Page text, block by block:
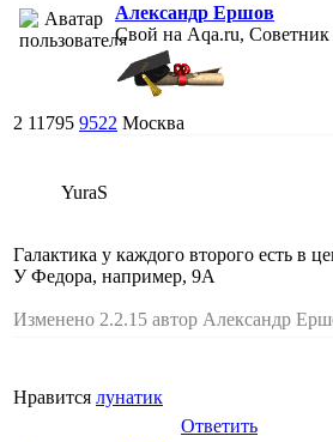
Александр Ершов
Свой на Aqa.ru, Советник
2 11795 9522 Москва
YuraS
Галактика у каждого второго есть в
У Федора, например, 9А
Изменено 2.2.15 автор Александр
Нравится лунатик
Ответить